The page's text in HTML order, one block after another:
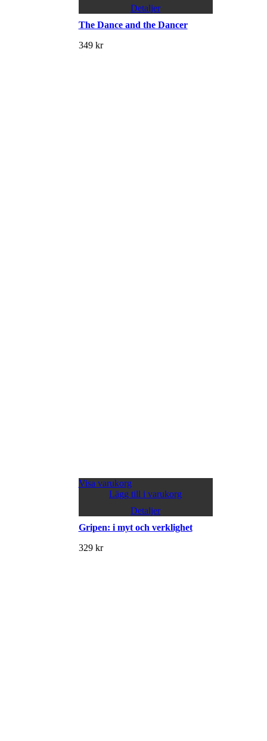
Detaljer
The Dance and the Dancer
349 kr
Visa varukorg
Lägg till i varukorg
Detaljer
Gripen: i myt och verklighet
329 kr